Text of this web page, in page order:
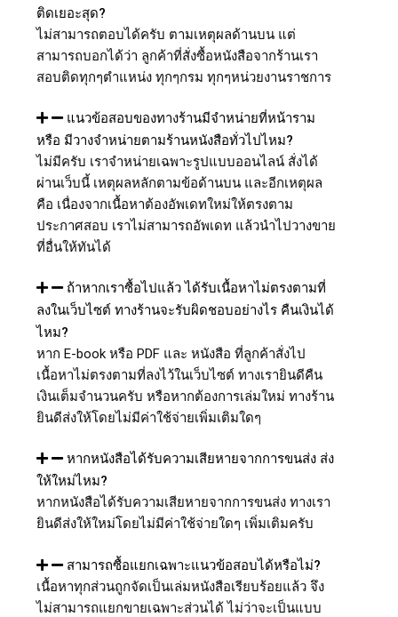
ติดเยอะสุด?
ไม่สามารถตอบได้ครับ ตามเหตุผลด้านบน แต่
สามารถบอกได้ว่า ลูกค้าที่สั่งซื้อหนังสือจากร้านเรา
สอบติดทุกๆตำแหน่ง ทุกๆกรม ทุกๆหน่วยงานราชการ
แนวข้อสอบของทางร้านมีจำหน่ายที่หน้าราม
หรือ มีวางจำหน่ายตามร้านหนังสือทั่วไปไหม?
ไม่มีครับ เราจำหน่ายเฉพาะรูปแบบออนไลน์ สั่งได้
ผ่านเว็บนี้ เหตุผลหลักตามข้อด้านบน และอีกเหตุผล
คือ เนื่องจากเนื้อหาต้องอัพเดทใหม่ให้ตรงตาม
ประกาศสอบ เราไม่สามารถอัพเดท แล้วนำไปวางขาย
ที่อื่นให้ทันได้
ถ้าหากเราซื้อไปแล้ว ได้รับเนื้อหาไม่ตรงตามที่
ลงในเว็บไซต์ ทางร้านจะรับผิดชอบอย่างไร คืนเงินได้
ไหม?
หาก E-book หรือ PDF และ หนังสือ ที่ลูกค้าสั่งไป
เนื้อหาไม่ตรงตามที่ลงไว้ในเว็บไซต์ ทางเรายินดีคืน
เงินเต็มจำนวนครับ หรือหากต้องการเล่มใหม่ ทางร้าน
ยินดีส่งให้โดยไม่มีค่าใช้จ่ายเพิ่มเติมใดๆ
หากหนังสือได้รับความเสียหายจากการขนส่ง ส่ง
ให้ใหม่ไหม?
หากหนังสือได้รับความเสียหายจากการขนส่ง ทางเรา
ยินดีส่งให้ใหม่โดยไม่มีค่าใช้จ่ายใดๆ เพิ่มเติมครับ
สามารถซื้อแยกเฉพาะแนวข้อสอบได้หรือไม่?
เนื้อหาทุกส่วนถูกจัดเป็นเล่มหนังสือเรียบร้อยแล้ว จึง
ไม่สามารถแยกขายเฉพาะส่วนได้ ไม่ว่าจะเป็นแบบ